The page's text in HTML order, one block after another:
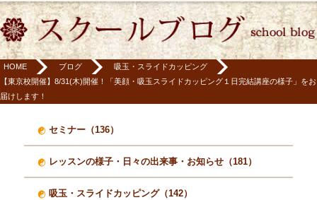
HOME ブログ
吸玉・スライドカッピング
【東京校開催】8/31(木)開催！「美顔・吸玉スライドカッピング１日完結講座の様子」をお
届けします！
セミナー（136）
レッスンの様子・日々の出来事・お知らせ（181）
吸玉・スライドカッピング（142）